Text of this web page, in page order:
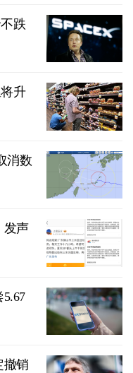
跌
升
消数
发声
撤销